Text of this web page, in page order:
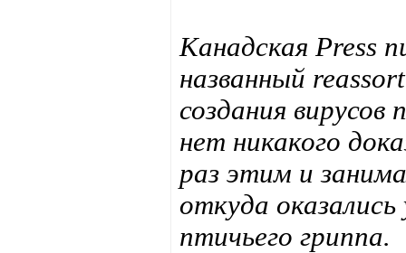
Канадская Press
названный
создания
нет никакого
раз этим и
откуда
птичьего гриппа.